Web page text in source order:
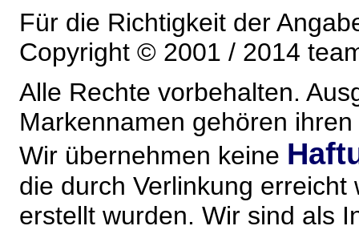
Für die Richtigkeit der
Copyright © 2001 / 2014
Alle Rechte vorbehalten.
Markennamen gehören
Wir übernehmen keine
die durch Verlinkung
erstellt wurden. Wir sind als